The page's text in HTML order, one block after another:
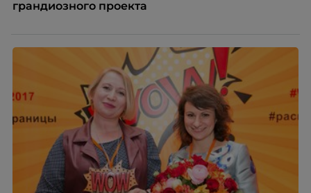
грандиозного проекта